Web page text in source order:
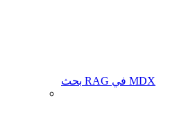
بحث RAG في MDX